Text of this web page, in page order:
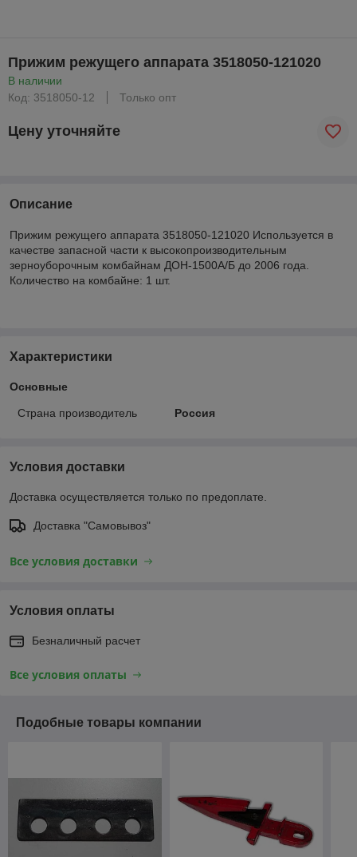
Прижим режущего аппарата 3518050-121020
В наличии
Код: 3518050-12
Только опт
Цену уточняйте
Описание
Прижим режущего аппарата 3518050-121020 Используется в
качестве запасной части к высокопроизводительным
зерноуборочным комбайнам ДОН-1500А/Б до 2006 года.
Количество на комбайне: 1 шт.
Характеристики
Основные
Страна производитель Россия
Условия доставки
Доставка осуществляется только по предоплате.
Доставка "Самовывоз"
Все условия доставки
Условия оплаты
Безналичный расчет
Все условия оплаты
Подобные товары компании